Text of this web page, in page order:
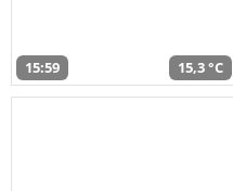
15:59 15,3 °C